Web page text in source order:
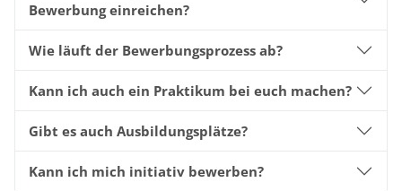
Bewerbung einreichen?
Wie läuft der Bewerbungsprozess ab?
Kann ich auch ein Praktikum bei euch machen?
Gibt es auch Ausbildungsplätze?
Kann ich mich initiativ bewerben?